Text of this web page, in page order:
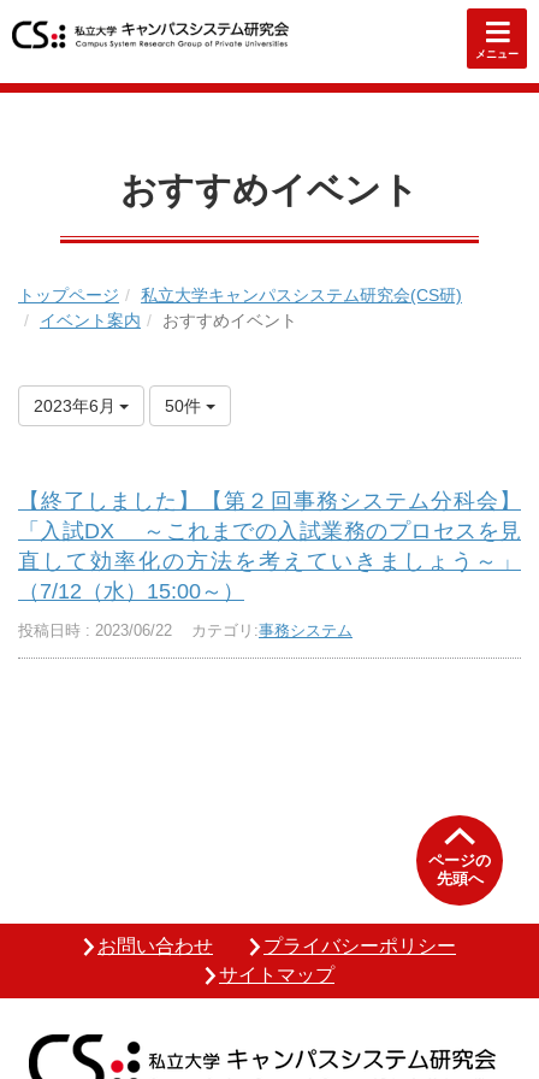
メニュー
おすすめイベント
トップページ
私立大学キャンパスシステム研究会(CS研)
イベント案内
おすすめイベント
2023年6月 50件
【終了しました】【第２回事務システム分科会】
「入試DX ～これまでの入試業務のプロセスを見
直して効率化の方法を考えていきましょう～」
（7/12（水）15:00～）
投稿日時 : 2023/06/22 カテゴリ:事務システム
ページの
先頭へ
お問い合わせ
プライバシーポリシー
サイトマップ